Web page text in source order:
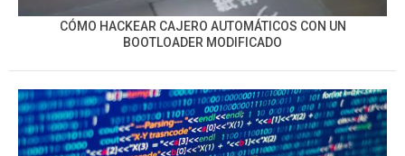
CÓMO HACKEAR CAJERO AUTOMÁTICOS CON UN
BOOTLOADER MODIFICADO